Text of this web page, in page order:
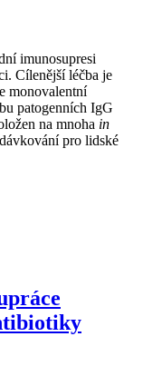
imunosupresi
Cílenější léčba je
monovalentní
patogenních IgG
na mnoha in
pro lidské